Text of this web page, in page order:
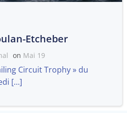
Etcheber
on Mai 19
Circuit Trophy » du
[…]